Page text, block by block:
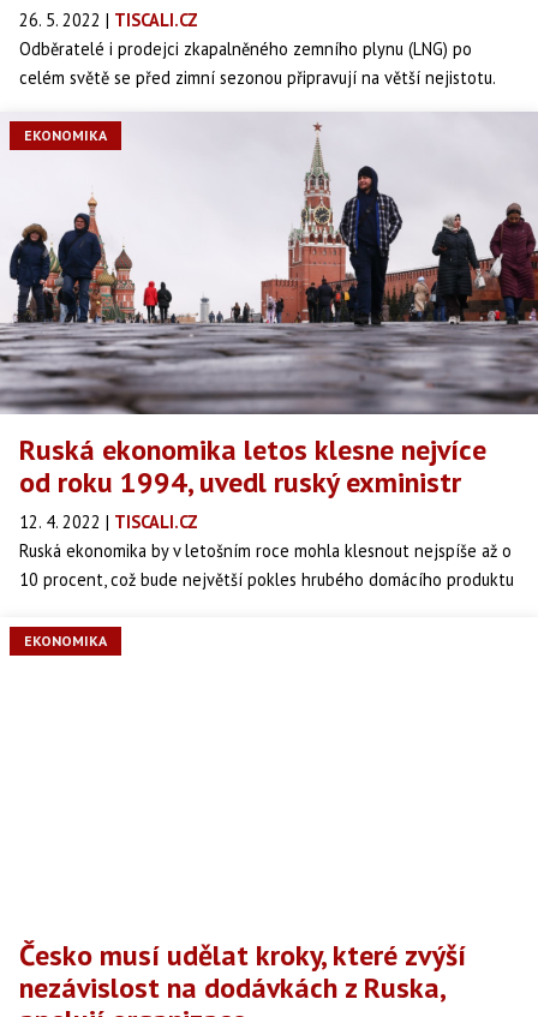
26. 5. 2022 | TISCALI.CZ
Odběratelé i prodejci zkapalněného zemního plynu (LNG) po
celém světě se před zimní sezonou připravují na větší nejistotu.
EKONOMIKA
Ruská ekonomika letos klesne nejvíce
od roku 1994, uvedl ruský exministr
12. 4. 2022 | TISCALI.CZ
Ruská ekonomika by v letošním roce mohla klesnout nejspíše až o
10 procent, což bude největší pokles hrubého domácího produktu
EKONOMIKA
Česko musí udělat kroky, které zvýší
nezávislost na dodávkách z Ruska,